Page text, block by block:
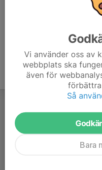
Vi använder oss av
webbplats ska
även för
Så
Bara